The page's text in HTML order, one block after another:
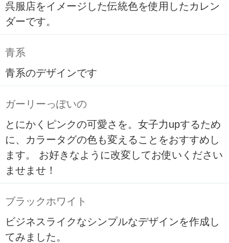
呉服店をイメージした伝統色を使用したカレン
ダーです。
青系
青系のデザインです
ガーリーっぽいの
とにかくピンクの可愛さを。女子力upするため
に、カラータグの色も変えることをおすすめし
ます。 お好きなように改変してお使いください
ませませ！
ブラックホワイト
ビジネスライクなシンプルなデザインを作成し
てみました。